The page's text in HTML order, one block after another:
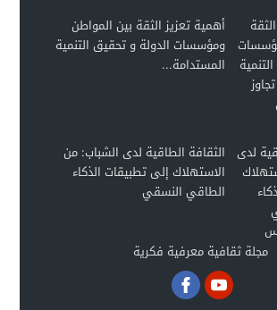
أهمية تعزيز الثقة بين المواطن
ومؤسسات الدولة و تحقيق التنمية
المستدامة...
الثقافة الطاقية لدى الشباب: من
الاستهلاك إلى تطبيقات الذكاء
الطاقي النسقي
مجلة ثقافية معرفية فكرية